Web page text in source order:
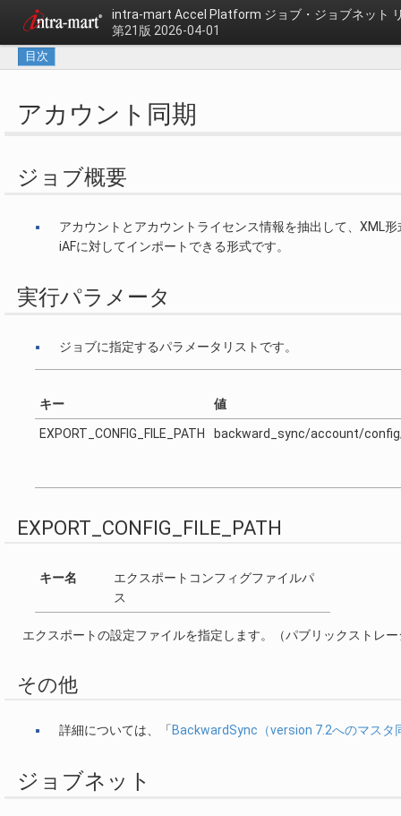
intra-mart Accel Platform ジョブ・ジョブネット
第21版 2026-04-01
目次
アカウント同期
ジョブ概要
アカウントとアカウントライセンス情報を抽出して、XML
iAFに対してインポートできる形式です。
実行パラメータ
ジョブに指定するパラメータリストです。
キー 値
EXPORT_CONFIG_FILE_PATH backward_sync/account/
EXPORT_CONFIG_FILE_PATH
キー名
エクスポートコンフィグファイルパ
ス
エクスポートの設定ファイルを指定します。（パブリックストレ
その他
詳細については、「 BackwardSync（version 7.2へのマスタ
ジョブネット